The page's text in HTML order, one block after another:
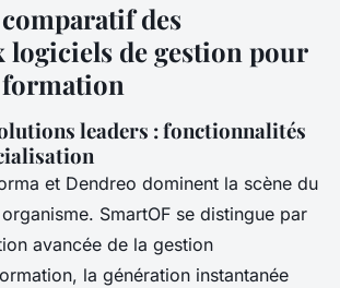
des
de gestion pour
leaders : fonctionnalités
et Dendreo dominent la scène du
SmartOF se distingue par
avancée de la gestion
la génération instantanée